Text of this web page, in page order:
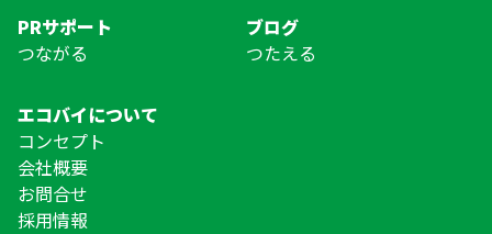
PRサポート
つながる
ブログ
つたえる
エコバイについて
コンセプト
会社概要
お問合せ
採用情報